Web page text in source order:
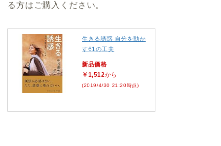
る方はご購入ください。
生きる誘惑 自分を動か
す61の工夫
新品価格
￥1,512から
(2019/4/30 21:20時点)